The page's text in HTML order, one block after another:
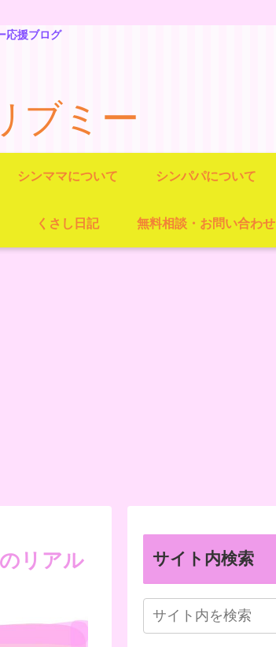
応援ブログ
ブミー
シンママについて シンパパについて
くさし日記 無料相談・お問い合わせ
リアル サイト内検索